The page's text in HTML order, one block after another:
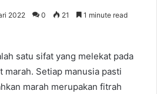
2022 0 21 1 minute read
satu sifat yang melekat pada
marah. Setiap manusia pasti
marah merupakan fitrah